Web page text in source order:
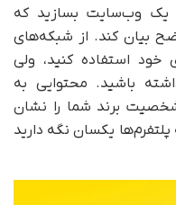
یک وب‌سایت بسازید که
بیان کند. از شبکه‌های
خود استفاده کنید، ولی
باشید. محتوایی به
برند شما را نشان
یکسان نگه دارید